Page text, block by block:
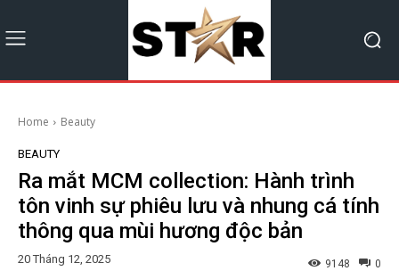
Home Beauty
BEAUTY
Ra mắt MCM collection: Hành trình
tôn vinh sự phiêu lưu và nhung cá tính
thông qua mùi hương độc bản
20 Tháng 12, 2025 0
9148